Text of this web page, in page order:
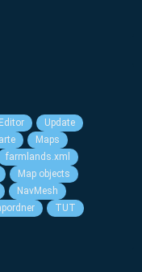
Update
Maps
farmlands.xml
Map objects
NavMesh
TUT